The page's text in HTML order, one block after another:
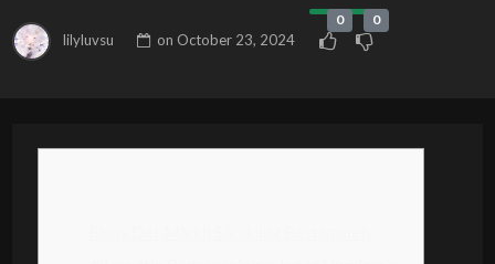
lilyluvsu on October 23, 2024
0 0